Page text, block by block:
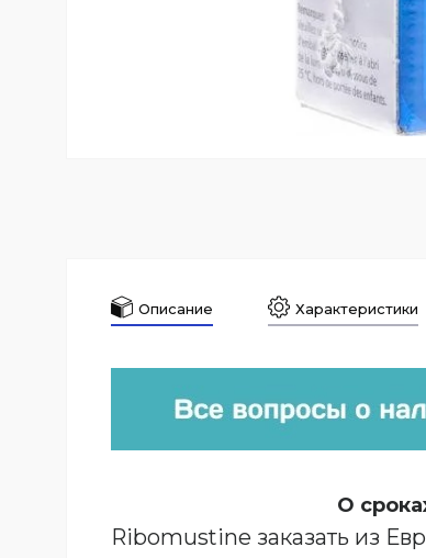
Описание Характеристики
О
Ribomustine заказать из